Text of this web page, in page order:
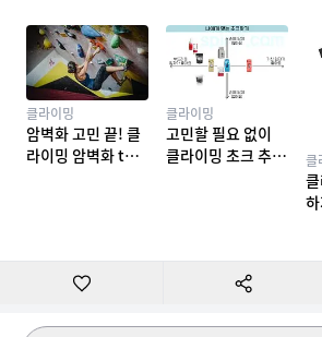
클라이밍
암벽화 고민 끝! 클
라이밍 암벽화 top
클라이밍
고민할 필요 없이
클라이밍 초크 추천
클